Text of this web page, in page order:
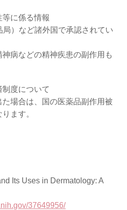
等に係る情報
）など諸外国で承認されてい
病などの精神疾患の副作用も
制度について
場合は、国の医薬品副作用被
ます。
Its Uses in Dermatology: A
37649956/